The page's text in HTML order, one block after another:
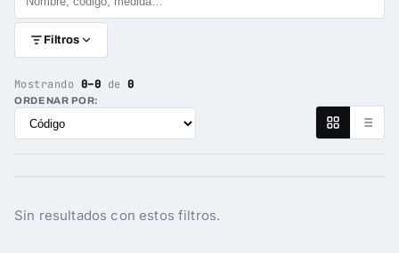
Filtros
Mostrando 0–0 de0
ORDENAR POR:
Sin resultados con estos filtros.